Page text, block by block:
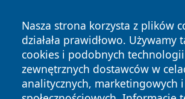
Nasza strona korzysta z plików
działała prawidłowo. Używamy
cookies i podobnych
zewnętrznych dostawców w
analitycznych, marketingowych i